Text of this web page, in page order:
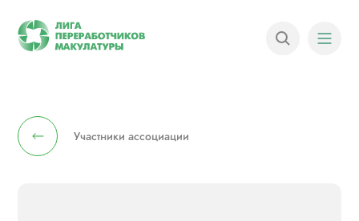
Участники ассоциации